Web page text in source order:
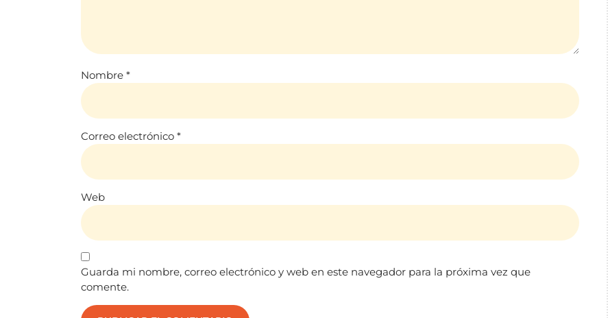
Nombre *
Correo electrónico *
Web
Guarda mi nombre, correo electrónico y web en este navegador para la próxima vez que
comente.